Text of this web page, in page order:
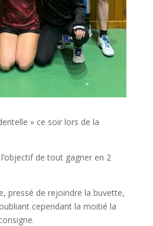
» ce soir lors de la
de tout gagner en 2
pressé de rejoindre la buvette,
cependant la moitié la